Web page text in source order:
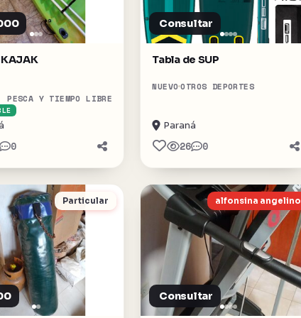
PESCA Y TIEMPO LIBRE
0
Consultar
Tabla de SUP
NUEVOOTROS DEPORTES
Paraná
26 0
Particular alfonsina angelino
Consultar